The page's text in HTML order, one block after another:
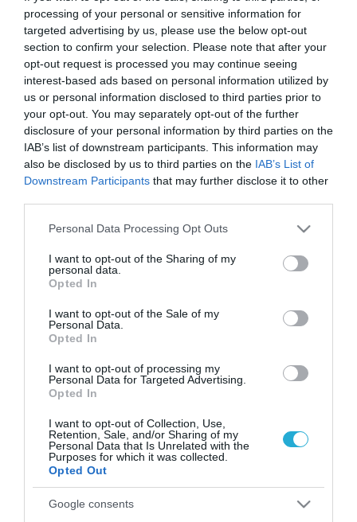
processing of your personal or sensitive information for
targeted advertising by us, please use the below opt-out
section to confirm your selection. Please note that after your
opt-out request is processed you may continue seeing
interest-based ads based on personal information utilized by
us or personal information disclosed to third parties prior to
your opt-out. You may separately opt-out of the further
disclosure of your personal information by third parties on the
IAB’s list of downstream participants. This information may
also be disclosed by us to third parties on the IAB’s List of
Downstream Participants that may further disclose it to other
Please note that this website/app uses one or more Google
not limited to your visit or usage behaviour. You may click to
grant or deny consent to Google and its third-party tags to
use your data for below specified purposes in below Google
consent section.
Personal Data Processing Opt Outs
I want to opt-out of the Sharing of my
personal data.
Opted In
I want to opt-out of the Sale of my
Personal Data.
Opted In
I want to opt-out of processing my
Personal Data for Targeted Advertising.
Opted In
I want to opt-out of Collection, Use,
Retention, Sale, and/or Sharing of my
Personal Data that Is Unrelated with the
Purposes for which it was collected.
Opted Out
Google consents
ΤΗΛΕΠΙΚΟΙΝΩΝΙΕΣ
O Κωνσταντίνος Μασσέλος
συμμετείχε σε συνεδρίαση για
την “Πράξη για τις Ψηφιακές
Αγορές”
22.05.2023